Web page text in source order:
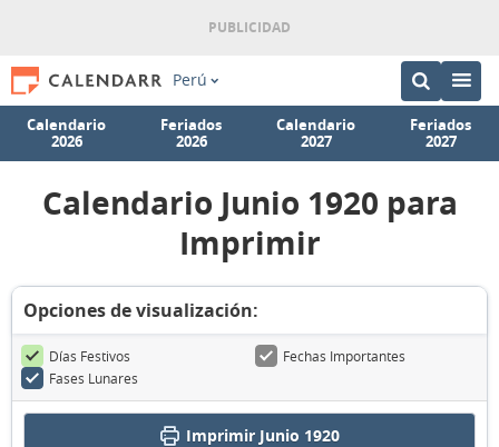
Perú
Calendario
2026
Feriados
2026
Calendario
2027
Feriados
2027
Calendario Junio 1920 para
Imprimir
Opciones de visualización:
Días Festivos
Fechas Importantes
Fases Lunares
Imprimir Junio 1920